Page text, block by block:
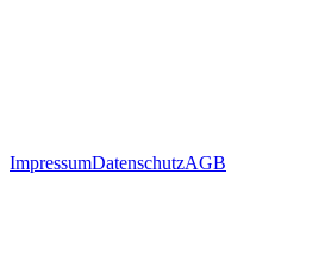
ImpressumDatenschutzAGB